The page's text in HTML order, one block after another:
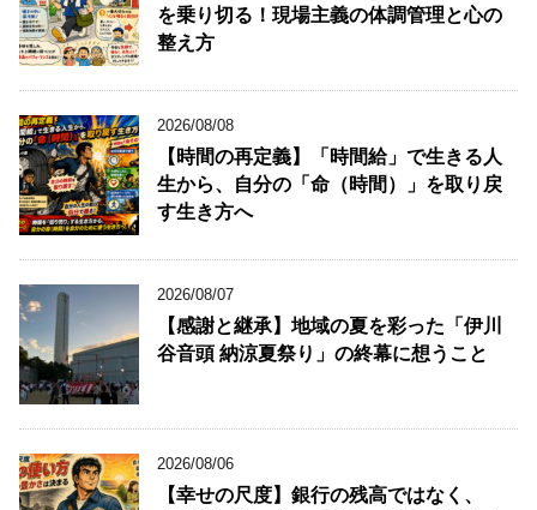
を乗り切る！現場主義の体調管理と心の
整え方
2026/08/08
【時間の再定義】「時間給」で生きる人
生から、自分の「命（時間）」を取り戻
す生き方へ
2026/08/07
【感謝と継承】地域の夏を彩った「伊川
谷音頭 納涼夏祭り」の終幕に想うこと
2026/08/06
【幸せの尺度】銀行の残高ではなく、